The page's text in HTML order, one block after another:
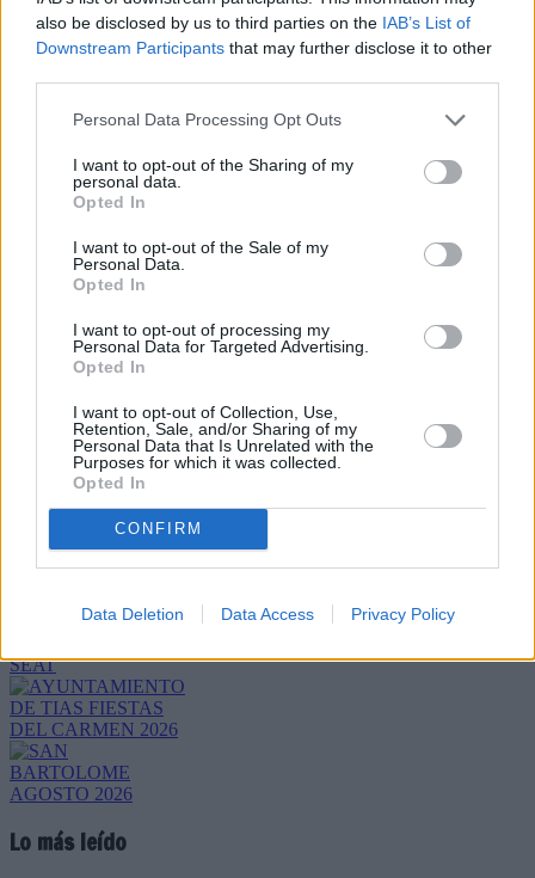
also be disclosed by us to third parties on the IAB’s List of
Downstream Participants that may further disclose it to other
Personal Data Processing Opt Outs
I want to opt-out of the Sharing of my
personal data.
Opted In
I want to opt-out of the Sale of my
Personal Data.
Opted In
I want to opt-out of processing my
Personal Data for Targeted Advertising.
Opted In
I want to opt-out of Collection, Use,
Retention, Sale, and/or Sharing of my
Personal Data that Is Unrelated with the
Purposes for which it was collected.
Opted In
CONFIRM
Data Deletion Data Access Privacy Policy
Centro Insular de Enseñanzas
Musicales continúa trabajando en la
próxima entrega de la Semana de la
Música.
Escribir un comentario
Nombre
(requerido)
Refescar
Enviar
Lo más leído